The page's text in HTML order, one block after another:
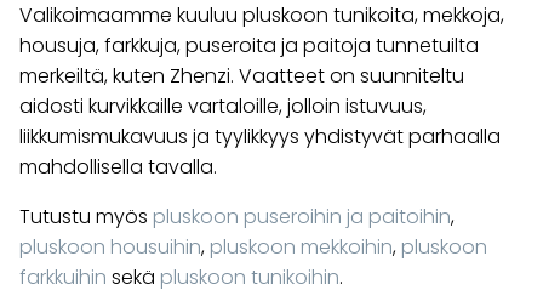
Valikoimaamme kuuluu pluskoon tunikoita, mekkoja,
housuja, farkkuja, puseroita ja paitoja tunnetuilta
merkeiltä, kuten Zhenzi. Vaatteet on suunniteltu
aidosti kurvikkaille vartaloille, jolloin istuvuus,
liikkumismukavuus ja tyylikkyys yhdistyvät parhaalla
mahdollisella tavalla.
Tutustu myös pluskoon puseroihin ja paitoihin,
pluskoon housuihin, pluskoon mekkoihin, pluskoon
farkkuihin sekä pluskoon tunikoihin.